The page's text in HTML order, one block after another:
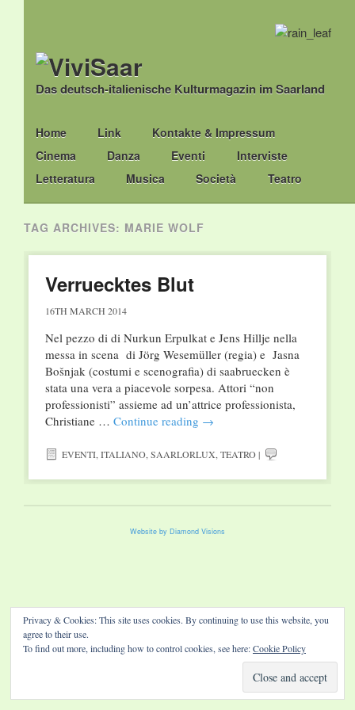
Das deutsch-italienische Kulturmagazin im Saarland
Main menu
Skip
to
content
Home Link
Kontakte & Impressum
Cinema
Danza Eventi
Interviste
Letteratura
Musica Società Teatro
TAG ARCHIVES: MARIE WOLF
Verruecktes Blut
16TH MARCH 2014
Nel pezzo di di Nurkun Erpulkat e Jens Hillje nella
messa in scena di Jörg Wesemüller (regia) e Jasna
Bošnjak (costumi e scenografia) di saabruecken è
stata una vera a piacevole sorpesa. Attori “non
professionisti” assieme ad un’attrice professionista,
Christiane … Continue reading →
EVENTI,ITALIANO,SAARLORLUX,TEATRO|
Website by Diamond Visions
Privacy & Cookies: This site uses cookies. By continuing to use this website, you
agree to their use.
To find out more, including how to control cookies, see here:Cookie Policy